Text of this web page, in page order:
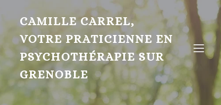
CAMILLE CARREL,
VOTRE PRATICIENNE EN
PSYCHOTHÉRAPIE SUR
GRENOBLE